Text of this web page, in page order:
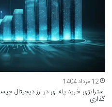
12 مرداد 1404
استراتژی خرید پله ای در ارز
گذاری